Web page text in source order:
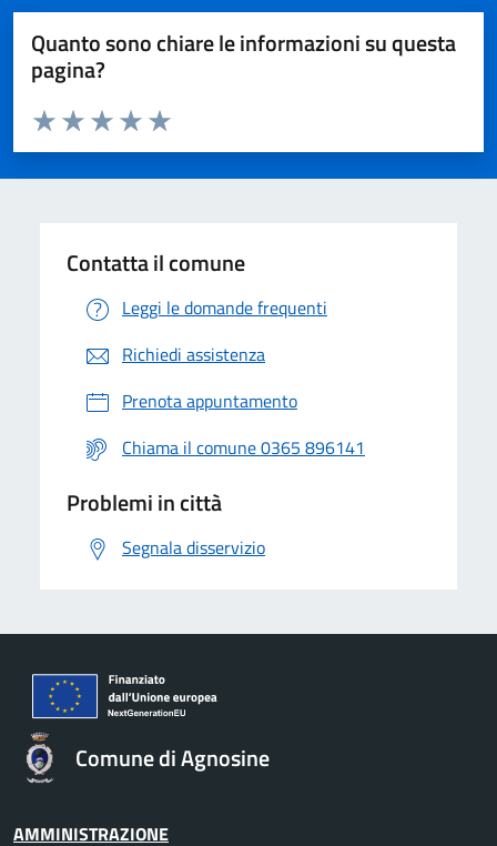
Quanto sono chiare le informazioni su questa
pagina?
Valuta da 1 a 5 stelle la pagina
Valuta 5 stelle su 5
Valuta 4 stelle su 5
Valuta 3 stelle su 5
Valuta 2 stelle su 5
Valuta 1 stelle su 5
Contatta il comune
Leggi le domande frequenti
Richiedi assistenza
Prenota appuntamento
Chiama il comune 0365 896141
Problemi in città
Segnala disservizio
Comune di Agnosine
AMMINISTRAZIONE